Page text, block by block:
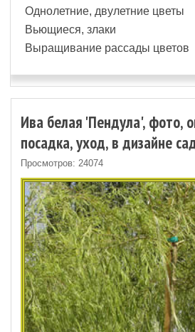
Однолетние, двулетние цветы
Вьющиеся, злаки
Выращивание рассады цветов
Ива белая 'Пендула', фото,
посадка, уход, в дизайне
Просмотров: 24074